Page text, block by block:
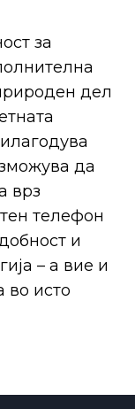
за
дел
да
врз
телефон
и
– а вие и
во исто